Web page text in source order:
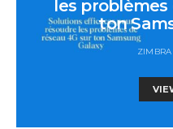
les problèmes
ton
ZIMBRA